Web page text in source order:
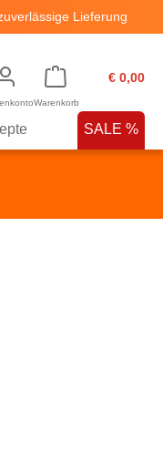
Lieferung
€ 0,00
Warenkorb
SALE %